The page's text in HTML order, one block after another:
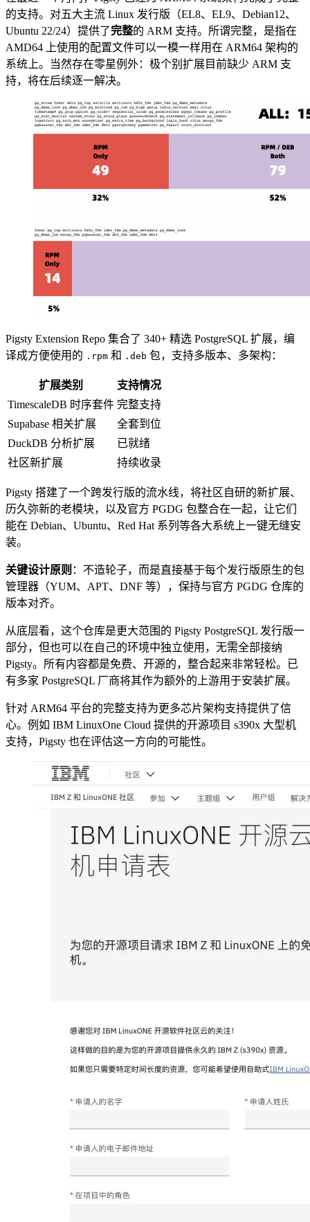
的支持。对五大主流 Linux 发行版（EL8、EL9、Debian12、
Ubuntu 22/24）提供了完整的 ARM 支持。所谓完整，是指在
AMD64 上使用的配置文件可以一模一样用在 ARM64 架构的
系统上。当然存在零星例外：极个别扩展目前缺少 ARM 支
持，将在后续逐一解决。
Pigsty Extension Repo 集合了 340+ 精选 PostgreSQL 扩展，编
译成方便使用的 .rpm 和 .deb 包，支持多版本、多架构：
扩展类别
支持情况
TimescaleDB 时序套件 完整支持
Supabase 相关扩展
全套到位
DuckDB 分析扩展
已就绪
社区新扩展
持续收录
Pigsty 搭建了一个跨发行版的流水线，将社区自研的新扩展、
历久弥新的老模块，以及官方 PGDG 包整合在一起，让它们
能在 Debian、Ubuntu、Red Hat 系列等各大系统上一键无缝安
装。
关键设计原则 ：不造轮子，而是直接基于每个发行版原生的包
管理器（YUM、APT、DNF 等），保持与官方 PGDG 仓库的
版本对齐。
从底层看，这个仓库是更大范围的 Pigsty PostgreSQL 发行版一
部分，但也可以在自己的环境中独立使用，无需全部接纳
Pigsty。所有内容都是免费、开源的，整合起来非常轻松。已
有多家 PostgreSQL 厂商将其作为额外的上游用于安装扩展。
针对 ARM64 平台的完整支持为更多芯片架构支持提供了信
心。例如 IBM LinuxOne Cloud 提供的开源项目 s390x 大型机
支持，Pigsty 也在评估这一方向的可能性。